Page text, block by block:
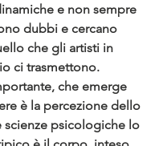
e non sempre
dubbi e cercano
che gli artisti in
ci trasmettono.
che emerge
è la percezione dello
scienze psicologiche lo